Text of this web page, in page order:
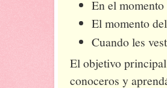
En el
El momento
Cuando les
El objetivo
conoceros y